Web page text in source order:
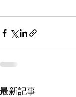
最新記事